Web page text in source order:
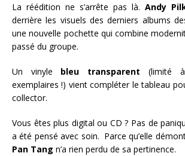
La réédition ne s’arrête pas là. Andy
derrière les visuels des derniers albums
une nouvelle pochette qui combine
passé du groupe.
Un vinyle bleu transparent (limité
exemplaires !) vient compléter le tableau
collector.
Vous êtes plus digital ou CD ? Pas de
a été pensé avec soin. Parce qu’elle
Pan Tang n’a rien perdu de sa pertinence.